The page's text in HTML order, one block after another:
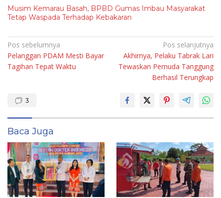
Musim Kemarau Basah, BPBD Gumas Imbau Masyarakat
Tetap Waspada Terhadap Kebakaran
Navigasi
pos
Pos sebelumnya
Pelanggan PDAM Mesti Bayar
Tagihan Tepat Waktu
Pos selanjutnya
Akhirnya, Pelaku Tabrak Lari
Tewaskan Pemuda Tanggung
Berhasil Terungkap
3
Baca Juga